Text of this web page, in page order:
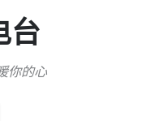
台
你的心